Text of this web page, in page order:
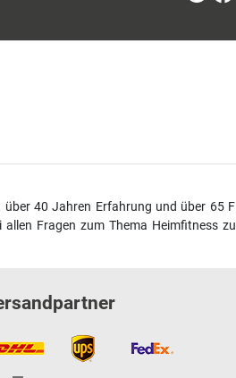
40 Jahren Erfahrung und über 65
Fragen zum Thema Heimfitness